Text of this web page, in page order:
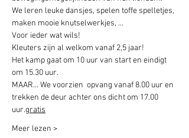
We leren leuke dansjes, spelen toffe spelletjes,
maken mooie knutselwerkjes, …
Voor ieder wat wils!
Kleuters zijn al welkom vanaf 2,5 jaar!
Het kamp gaat om 10 uur van start en eindigt
om 15.30 uur.
MAAR... We voorzien opvang vanaf 8.00 uur en
trekken de deur achter ons dicht om 17.00
uur.gratis
Meer lezen >